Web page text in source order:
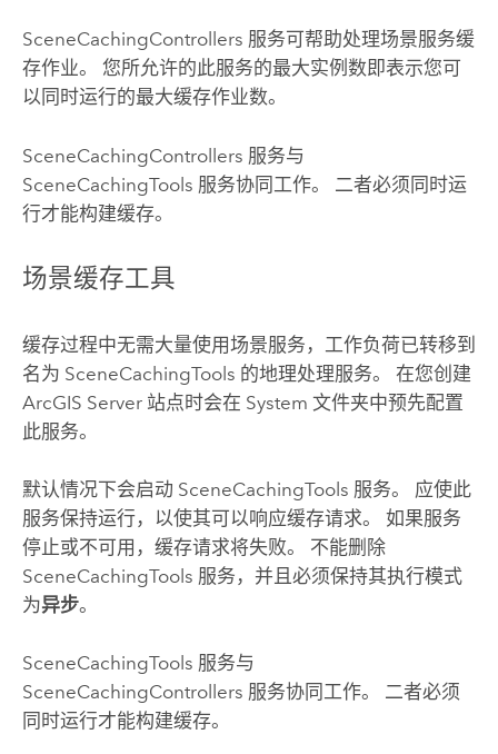
SceneCachingControllers 服务可帮助处理场景服务缓
存作业。 您所允许的此服务的最大实例数即表示您可
以同时运行的最大缓存作业数。
SceneCachingControllers 服务与
SceneCachingTools 服务协同工作。 二者必须同时运
行才能构建缓存。
场景缓存工具
缓存过程中无需大量使用场景服务，工作负荷已转移到
名为 SceneCachingTools 的地理处理服务。 在您创建
ArcGIS Server站点时会在 System 文件夹中预先配置
此服务。
默认情况下会启动 SceneCachingTools 服务。 应使此
服务保持运行，以使其可以响应缓存请求。 如果服务
停止或不可用，缓存请求将失败。 不能删除
SceneCachingTools 服务，并且必须保持其执行模式
为异步。
SceneCachingTools 服务与
SceneCachingControllers 服务协同工作。 二者必须
同时运行才能构建缓存。